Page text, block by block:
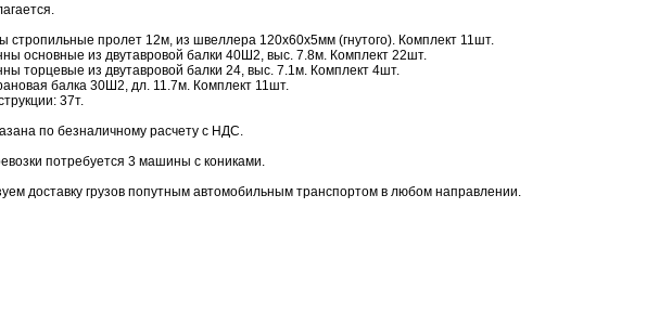
стропильные пролет 12м, из швеллера 120х60х5мм (гнутого). Комплект 11шт.
основные из двутавровой балки 40Ш2, выс. 7.8м. Комплект 22шт.
торцевые из двутавровой балки 24, выс. 7.1м. Комплект 4шт.
балка 30Ш2, дл. 11.7м. Комплект 11шт.
37т.
по безналичному расчету с НДС.
потребуется 3 машины с кониками.
доставку грузов попутным автомобильным транспортом в любом направлении.